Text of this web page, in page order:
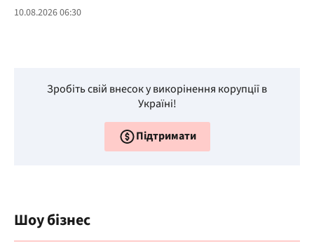
10.08.2026 06:30
Зробіть свій внесок у викорінення корупції в
Україні!
Підтримати
Шоу бізнес